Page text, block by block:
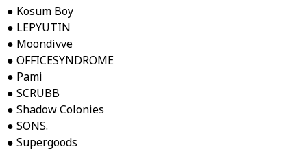
● Kosum Boy
● LEPYUTIN
● Moondivve
● OFFICESYNDROME
● Pami
● SCRUBB
● Shadow Colonies
● SONS.
● Supergoods